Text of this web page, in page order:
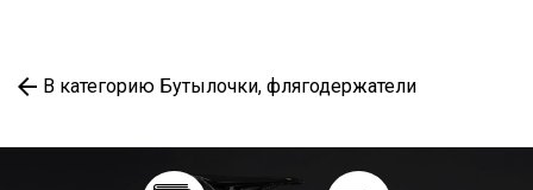
В категорию Бутылочки, флягодержатели